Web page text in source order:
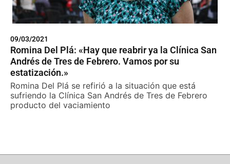
09/03/2021
Romina Del Plá: «Hay que reabrir ya la Clínica San
Andrés de Tres de Febrero. Vamos por su
estatización.»
Romina Del Plá se refirió a la situación que está
sufriendo la Clínica San Andrés de Tres de Febrero
producto del vaciamiento